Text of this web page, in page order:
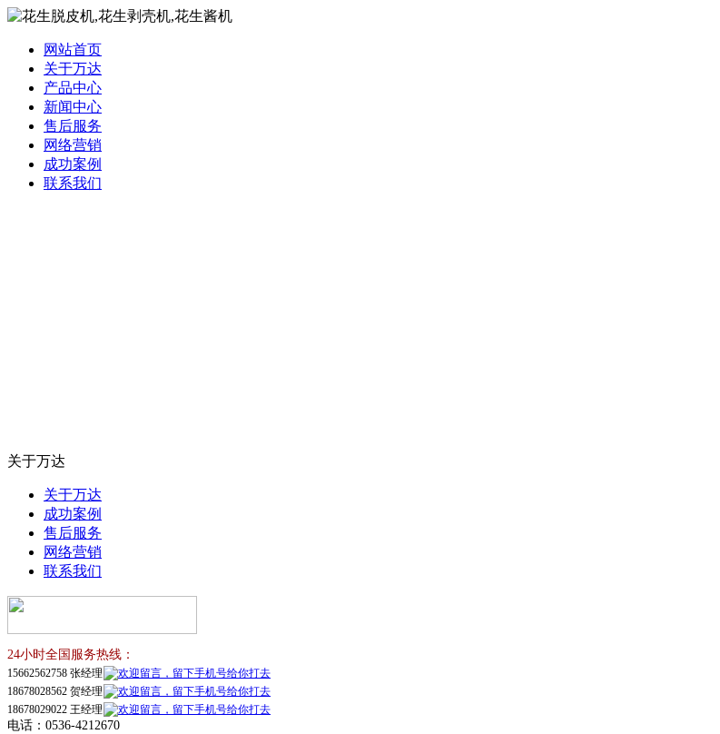
网站首页
关于万达
产品中心
新闻中心
售后服务
网络营销
成功案例
联系我们
关于万达
关于万达
成功案例
售后服务
网络营销
联系我们
24小时全国服务热线：
15662562758 张经理
18678028562 贺经理
18678029022 王经理
电话：0536-4212670